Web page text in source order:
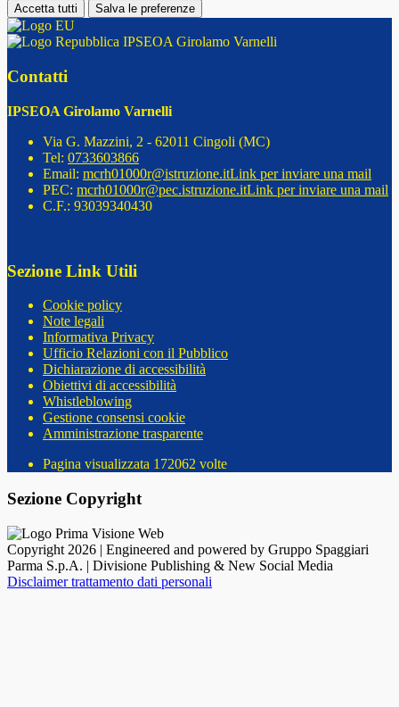
Accetta tutti Salva le preferenze
IPSEOA Girolamo Varnelli
Contatti
IPSEOA Girolamo Varnelli
Via G. Mazzini, 2 - 62011 Cingoli (MC)
Tel: 0733603866
Email: mcrh01000r@istruzione.itLink per inviare una mail
PEC: mcrh01000r@pec.istruzione.itLink per inviare una mail
C.F.: 93039340430
Sezione Link Utili
Cookie policy
Note legali
Informativa Privacy
Ufficio Relazioni con il Pubblico
Dichiarazione di accessibilità
Obiettivi di accessibilità
Whistleblowing
Gestione consensi cookie
Amministrazione trasparente
Pagina visualizzata 172062 volte
Sezione Copyright
Copyright 2026 | Engineered and powered by Gruppo Spaggiari
Parma S.p.A. | Divisione Publishing & New Social Media
Disclaimer trattamento dati personali